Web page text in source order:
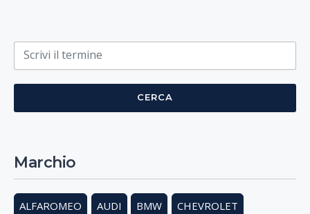
Cosa cerchi?
CERCA
Marchio
ALFAROMEO AUDI BMW CHEVROLET